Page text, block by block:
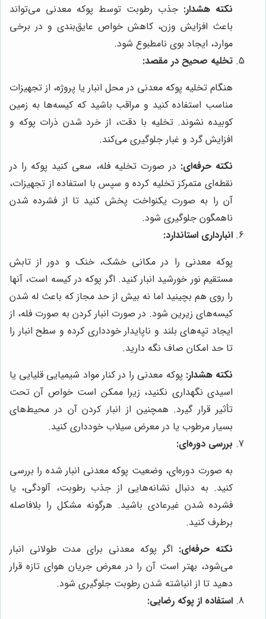
نکته هشدار: جذب رطوبت توسط پوکه معدنی می‌تواند
باعث افزایش وزن، کاهش خواص عایق‌بندی و در برخی
موارد، ایجاد بوی نامطبوع شود.
تخلیه صحیح در مقصد:
هنگام تخلیه پوکه معدنی در محل انبار یا پروژه، از تجهیزات
مناسب استفاده کنید و مراقب باشید که کیسه‌ها به زمین
کوبیده نشوند. تخلیه با دقت، از خرد شدن ذرات پوکه و
افزایش گرد و غبار جلوگیری می‌کند.
نکته حرفه‌ای: در صورت تخلیه فله، سعی کنید پوکه را در
نقطه‌ای متمرکز تخلیه کرده و سپس با استفاده از تجهیزات،
آن را به صورت یکنواخت پخش کنید تا از فشرده شدن
ناهمگون جلوگیری شود.
انبارداری استاندارد:
پوکه معدنی را در مکانی خشک، خنک و دور از تابش
مستقیم نور خورشید انبار کنید. اگر پوکه در کیسه است، آنها
را روی هم بچینید اما نه بیش از حد مجاز که باعث له شدن
کیسه‌های زیرین شود. در صورت انبار کردن به صورت فله، از
ایجاد تپه‌های بلند و ناپایدار خودداری کرده و سطح انبار را
تا حد امکان صاف نگه دارید.
نکته هشدار: پوکه معدنی را در کنار مواد شیمیایی قلیایی یا
اسیدی نگهداری نکنید، زیرا ممکن است خواص آن تحت
تأثیر قرار گیرد. همچنین از انبار کردن آن در محیط‌های
بسیار مرطوب یا در معرض سیلاب خودداری کنید.
بررسی دوره‌ای:
به صورت دوره‌ای، وضعیت پوکه معدنی انبار شده را بررسی
کنید. به دنبال نشانه‌هایی از جذب رطوبت، آلودگی، یا
فشرده شدن غیرعادی باشید. هرگونه مشکل را بلافاصله
برطرف کنید.
نکته حرفه‌ای: اگر پوکه معدنی برای مدت طولانی انبار
می‌شود، بهتر است آن را در معرض جریان هوای تازه قرار
دهید تا از انباشته شدن رطوبت جلوگیری شود.
استفاده از پوکه رضایی: